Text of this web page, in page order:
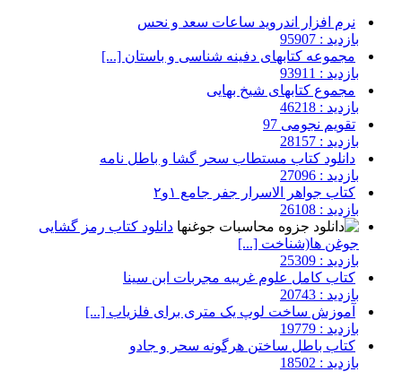
نرم افزار اندروید ساعات سعد و نحس
بازدید : 95907
مجموعه کتابهای دفینه شناسی و باستان [...]
بازدید : 93911
مجموع کتابهای شیخ بهایی
بازدید : 46218
تقویم نجومی 97
بازدید : 28157
دانلود کتاب مستطاب سحر گشا و باطل نامه
بازدید : 27096
کتاب جواهر الاسرار جفر جامع ۱و۲
بازدید : 26108
دانلود کتاب رمز گشایی
جوغن ها(شناخت [...]
بازدید : 25309
کتاب کامل علوم غریبه مجربات ابن سینا
بازدید : 20743
آموزش ساخت لوپ یک متری برای فلزیاب [...]
بازدید : 19779
کتاب باطل ساختن هرگونه سحر و جادو
بازدید : 18502